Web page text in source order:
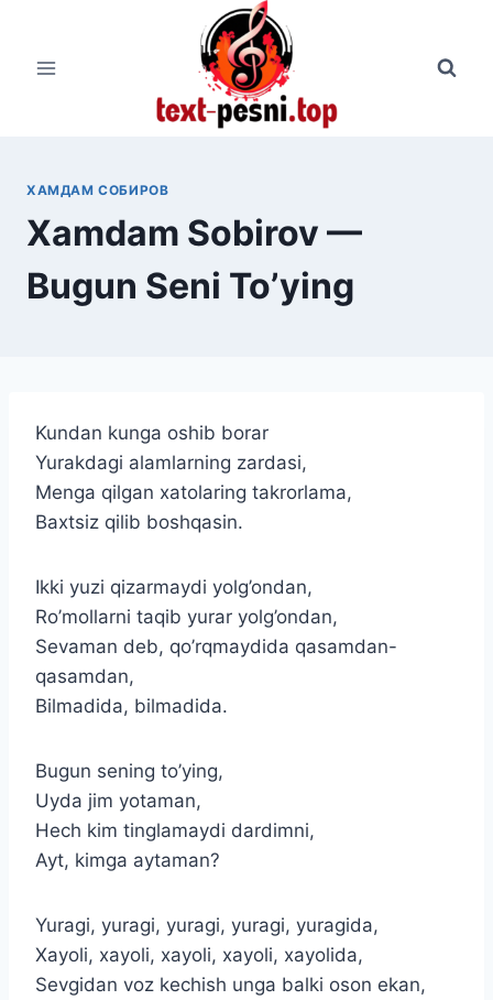
содержимому
ХАМДАМ СОБИРОВ
Xamdam Sobirov —
Bugun Seni To’ying
Kundan kunga oshib borar
Yurakdagi alamlarning zardasi,
Menga qilgan xatolaring takrorlama,
Baxtsiz qilib boshqasin.
Ikki yuzi qizarmaydi yolg’ondan,
Ro’mollarni taqib yurar yolg’ondan,
Sevaman deb, qo’rqmaydida qasamdan-
qasamdan,
Bilmadida, bilmadida.
Bugun sening to’ying,
Uyda jim yotaman,
Hech kim tinglamaydi dardimni,
Ayt, kimga aytaman?
Yuragi, yuragi, yuragi, yuragi, yuragida,
Xayoli, xayoli, xayoli, xayoli, xayolida,
Sevgidan voz kechish unga balki oson ekan,